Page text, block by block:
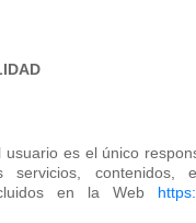
usuario es el único
servicios, contenidos,
en la Web